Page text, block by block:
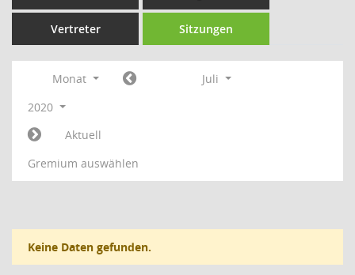
Vertreter Sitzungen
Monat
Juli
2020
Aktuell
Gremium auswählen
Keine Daten gefunden.